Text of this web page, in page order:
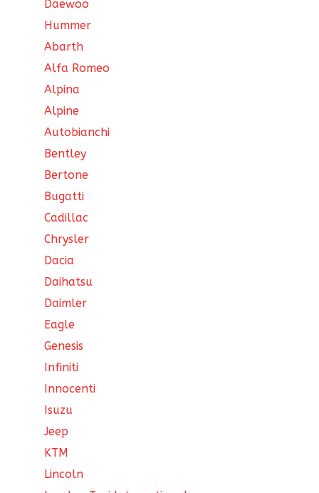
Daewoo
Hummer
Abarth
Alfa Romeo
Alpina
Alpine
Autobianchi
Bentley
Bertone
Bugatti
Cadillac
Chrysler
Dacia
Daihatsu
Daimler
Eagle
Genesis
Infiniti
Innocenti
Isuzu
Jeep
KTM
Lincoln